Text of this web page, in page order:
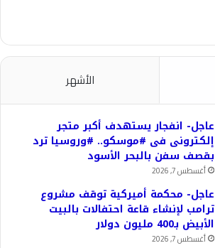
الأشهر
عاجل- انفجار يستهدف أكبر متجر
إلكترونى فى #موسكو.. #وروسيا ترد
بقصف سفن بالبحر الأسود
أغسطس 7, 2026
عاجل- محكمة أميركية توقف مشروع
ترامب لإنشاء قاعة احتفالات بالبيت
الأبيض بـ400 مليون دولار
أغسطس 7, 2026